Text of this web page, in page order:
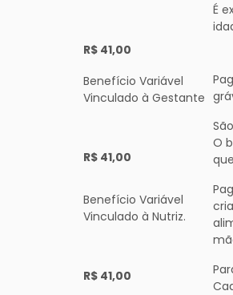
R$ 41,00
É
Benefício Variável
Vinculado à Gestante
R$ 41,00
O
Benefício Variável
Vinculado à Nutriz.
R$ 41,00